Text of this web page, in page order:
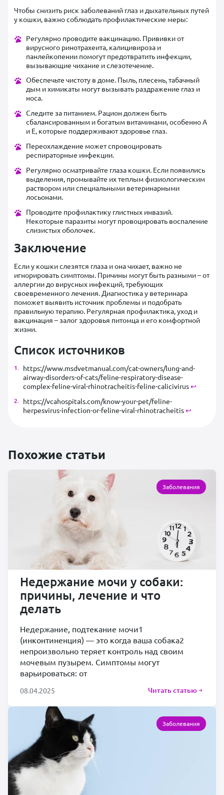
Чтобы снизить риск заболеваний глаз и дыхательных путей
у кошки, важно соблюдать профилактические меры:
Регулярно проводите вакцинацию. Прививки от
вирусного ринотрахеита, калицивироза и
панлейкопении помогут предотвратить инфекции,
вызывающие чихание и слезотечение.
Обеспечьте чистоту в доме. Пыль, плесень, табачный
дым и химикаты могут вызывать раздражение глаз и
носа.
Следите за питанием. Рацион должен быть
сбалансированным и богатым витаминами, особенно A
и E, которые поддерживают здоровье глаз.
Переохлаждение может спровоцировать
респираторные инфекции.
Регулярно осматривайте глаза кошки. Если появились
выделения, промывайте их теплым физиологическим
раствором или специальными ветеринарными
лосьонами.
Проводите профилактику глистных инвазий.
Некоторые паразиты могут провоцировать воспаление
слизистых оболочек.
Заключение
Если у кошки слезятся глаза и она чихает, важно не
игнорировать симптомы. Причины могут быть разными – от
аллергии до вирусных инфекций, требующих
своевременного лечения. Диагностика у ветеринара
поможет выявить источник проблемы и подобрать
правильную терапию. Регулярная профилактика, уход и
вакцинация – залог здоровья питомца и его комфортной
жизни.
Список источников
https://www.msdvetmanual.com/cat-owners/lung-and-
airway-disorders-of-cats/feline-respiratory-disease-
complex-feline-viral-rhinotracheitis-feline-calicivirus↩︎
https://vcahospitals.com/know-your-pet/feline-
herpesvirus-infection-or-feline-viral-rhinotracheitis↩︎
Похожие статьи
Недержание мочи у собаки:
причины, лечение и что
делать
Недержание, подтекание мочи1
(инконтиненция) — это когда ваша собака2
непроизвольно теряет контроль над своим
мочевым пузырем. Симптомы могут
варьироваться: от
08.04.2025 Читать статью
Заболевания
Заболевания